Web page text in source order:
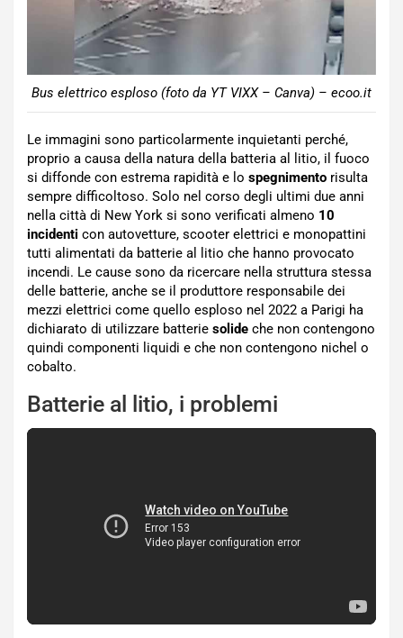
Bus elettrico esploso (foto da YT VIXX – Canva) – ecoo.it
Le immagini sono particolarmente inquietanti perché,
proprio a causa della natura della batteria al litio, il fuoco
si diffonde con estrema rapidità e lo spegnimento risulta
sempre difficoltoso. Solo nel corso degli ultimi due anni
nella città di New York si sono verificati almeno 10
incidenti con autovetture, scooter elettrici e monopattini
tutti alimentati da batterie al litio che hanno provocato
incendi. Le cause sono da ricercare nella struttura stessa
delle batterie, anche se il produttore responsabile dei
mezzi elettrici come quello esploso nel 2022 a Parigi ha
dichiarato di utilizzare batterie solide che non contengono
quindi componenti liquidi e che non contengono nichel o
cobalto.
Batterie al litio, i problemi